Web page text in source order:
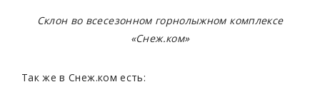
Склон во всесезонном горнолыжном комплексе
«Снеж.ком»
Так же в Снеж.ком есть: